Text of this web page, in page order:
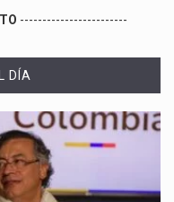
------------------------
DÍA